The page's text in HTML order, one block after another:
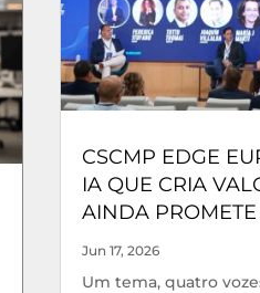
CSCMP EDGE
IA QUE CRIA
AINDA PROMETE
Jun 17, 2026
Um tema, quatro